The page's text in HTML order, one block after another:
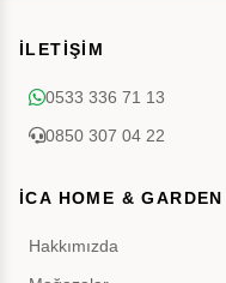
İLETİŞİM
0533 336 71 13
0850 307 04 22
İCA HOME & GARDEN
Hakkımızda